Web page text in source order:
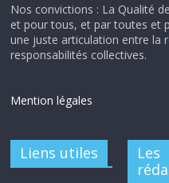
Nos convictions : La Qualité
et pour tous, et par toutes et
une juste articulation entre la
responsabilités collectives.
Mention légales
Liens utiles
Les